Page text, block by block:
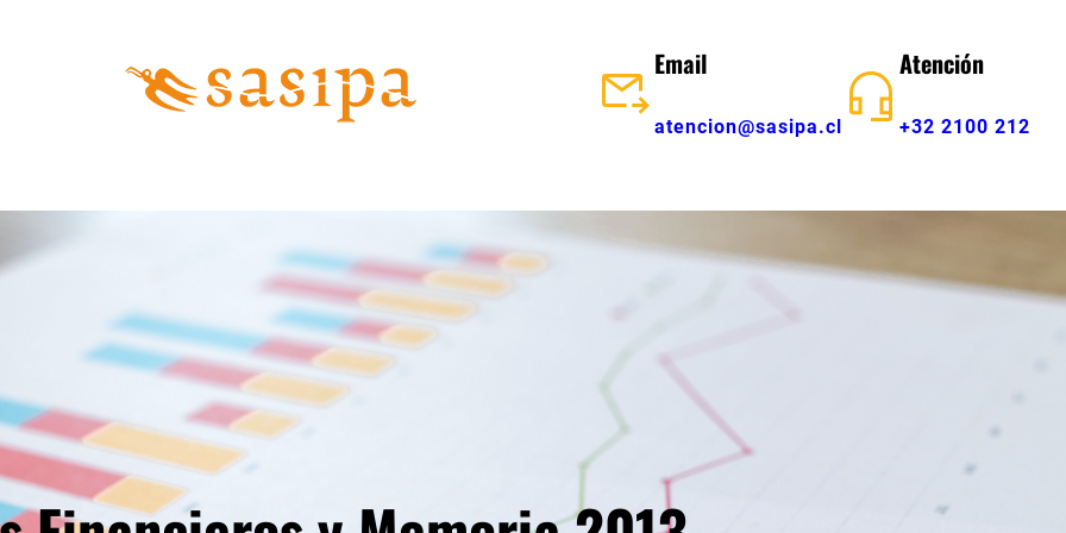
Email
atencion@sasipa.cl
Atención
+32 2100 212